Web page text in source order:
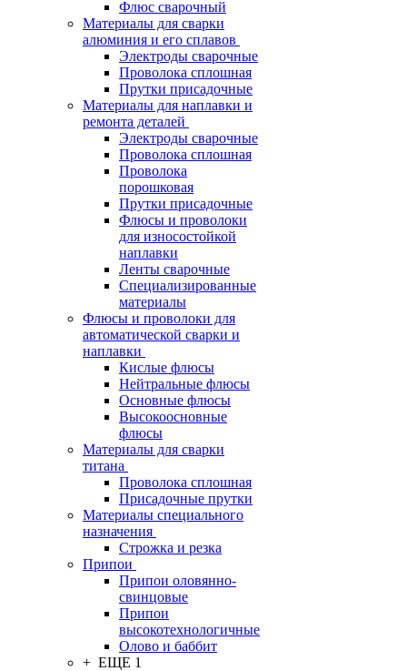
Флюс сварочный
Материалы для сварки
алюминия и его сплавов
Электроды сварочные
Проволока сплошная
Прутки присадочные
Материалы для наплавки и
ремонта деталей
Электроды сварочные
Проволока сплошная
Проволока
порошковая
Прутки присадочные
Флюсы и проволоки
для износостойкой
наплавки
Ленты сварочные
Специализированные
материалы
Флюсы и проволоки для
автоматической сварки и
наплавки
Кислые флюсы
Нейтральные флюсы
Основные флюсы
Высокоосновные
флюсы
Материалы для сварки
титана
Проволока сплошная
Присадочные прутки
Материалы специального
назначения
Строжка и резка
Припои
Припои оловянно-
свинцовые
Припои
высокотехнологичные
Олово и баббит
+ ЕЩЕ 1